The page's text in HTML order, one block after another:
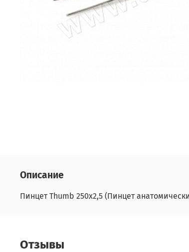
Описание
Пинцет Thumb 250х2,5 (Пинцет
Отзывы